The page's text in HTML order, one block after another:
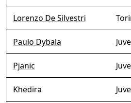
Lorenzo De Silvestri
Paulo Dybala
Pjanic
Khedira